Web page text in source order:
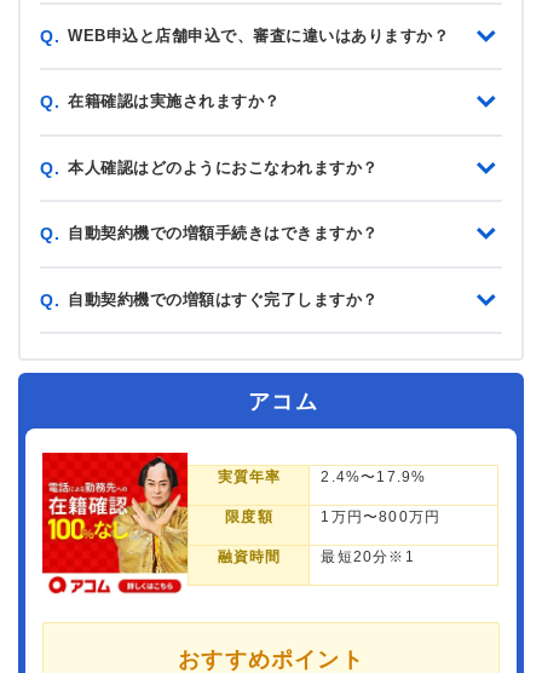
Q. WEB申込と店舗申込で、審査に違いはありますか？
Q. 在籍確認は実施されますか？
Q. 本人確認はどのようにおこなわれますか？
Q. 自動契約機での増額手続きはできますか？
Q. 自動契約機での増額はすぐ完了しますか？
アコム
実質年率 2.4%〜17.9%
限度額 1万円〜800万円
融資時間 最短20分※1
おすすめポイント